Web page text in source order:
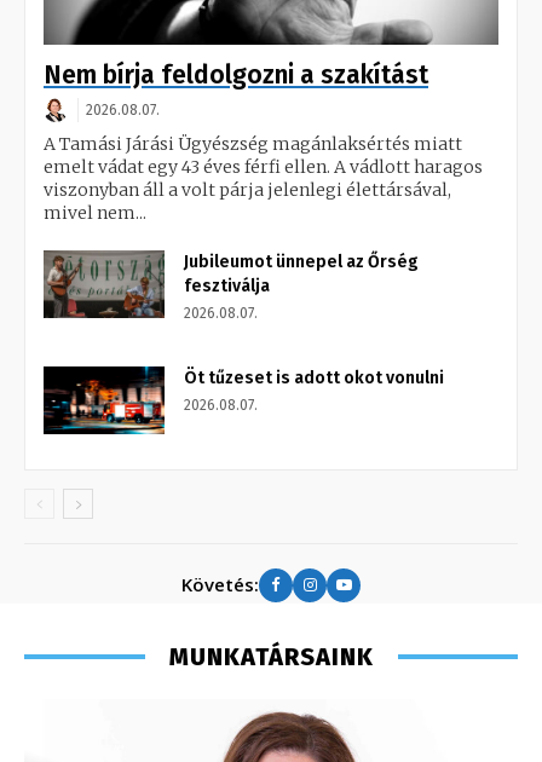
Nem bírja feldolgozni a szakítást
2026.08.07.
A Tamási Járási Ügyészség magánlaksértés miatt
emelt vádat egy 43 éves férfi ellen. A vádlott haragos
viszonyban áll a volt párja jelenlegi élettársával,
mivel nem...
Jubileumot ünnepel az Őrség
fesztiválja
2026.08.07.
Öt tűzeset is adott okot vonulni
2026.08.07.
Követés:
MUNKATÁRSAINK